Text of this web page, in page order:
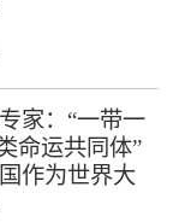
家：“一带一
命运共同体”
作为世界大